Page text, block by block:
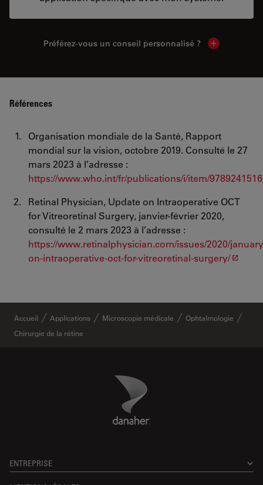
Préférez-vous un conseil personnalisé ? Show local
Références
Organisation mondiale de la Santé, Rapport
mondial sur la vision, octobre 2019. Consulté le 27
mars 2023 à l’adresse :
https://www.who.int/fr/publications/i/item/
Retinal Physician, Update on Intraoperative OCT
for Vitreoretinal Surgery, janvier-février 2020,
consulté le 2 mars 2023 à l’adresse :
https://www.retinalphysician.com/issues/2020/
on-intraoperative-oct-for-vitreoretinal-surgery/
Accueil Applications Microscopie médicale
Ophtalmologie
Chirurgie de la rétine
Danaher Logo
ENTREPRISE